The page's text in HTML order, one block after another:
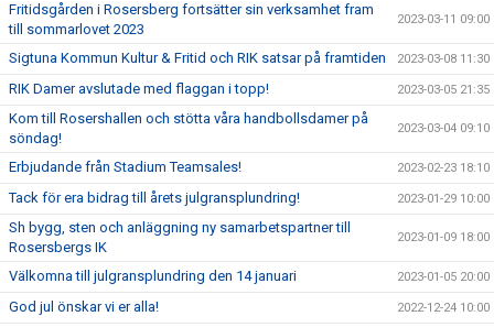
Fritidsgården i Rosersberg fortsätter sin verksamhet fram
till sommarlovet 2023
2023-03-11 09:00
Sigtuna Kommun Kultur & Fritid och RIK satsar på framtiden 2023-03-08 11:30
RIK Damer avslutade med flaggan i topp! 2023-03-05 21:35
Kom till Rosershallen och stötta våra handbollsdamer på
söndag!
2023-03-04 09:10
Erbjudande från Stadium Teamsales! 2023-02-23 18:10
Tack för era bidrag till årets julgransplundring! 2023-01-29 10:00
Sh bygg, sten och anläggning ny samarbetspartner till
Rosersbergs IK
2023-01-09 18:00
Välkomna till julgransplundring den 14 januari 2023-01-05 20:00
God jul önskar vi er alla! 2022-12-24 10:00